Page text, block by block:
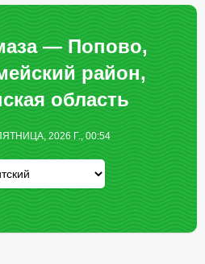
— Попово,
район,
область
2026 Г., 00:54